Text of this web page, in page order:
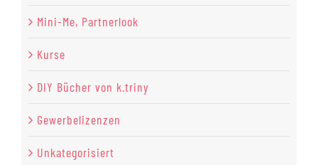
Mini-Me, Partnerlook
Kurse
DIY Bücher von k.triny
Gewerbelizenzen
Unkategorisiert